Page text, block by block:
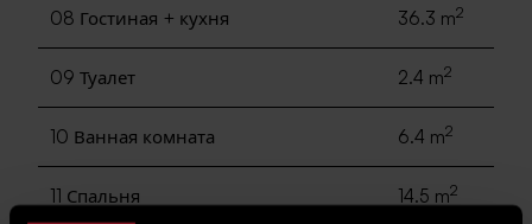
08 Гостиная + кухня 36.3 m2
09 Туалет 2.4 m2
10 Ванная комната 6.4 m2
11 Спальня 14.5 m2